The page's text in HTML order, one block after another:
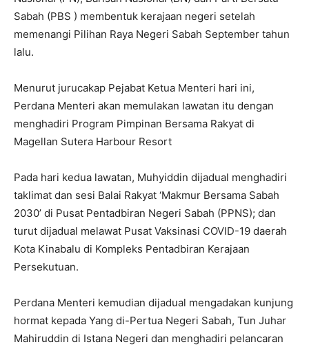
Sabah (PBS ) membentuk kerajaan negeri setelah
memenangi Pilihan Raya Negeri Sabah September tahun
lalu.
Menurut jurucakap Pejabat Ketua Menteri hari ini,
Perdana Menteri akan memulakan lawatan itu dengan
menghadiri Program Pimpinan Bersama Rakyat di
Magellan Sutera Harbour Resort
Pada hari kedua lawatan, Muhyiddin dijadual menghadiri
taklimat dan sesi Balai Rakyat ‘Makmur Bersama Sabah
2030’ di Pusat Pentadbiran Negeri Sabah (PPNS); dan
turut dijadual melawat Pusat Vaksinasi COVID-19 daerah
Kota Kinabalu di Kompleks Pentadbiran Kerajaan
Persekutuan.
Perdana Menteri kemudian dijadual mengadakan kunjung
hormat kepada Yang di-Pertua Negeri Sabah, Tun Juhar
Mahiruddin di Istana Negeri dan menghadiri pelancaran